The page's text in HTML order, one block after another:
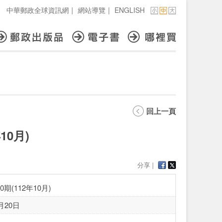
中華郵政全球資訊網 | 網站導覽 | ENGLISH
回上一頁
月)
分享 |
期(112年10月)
20日